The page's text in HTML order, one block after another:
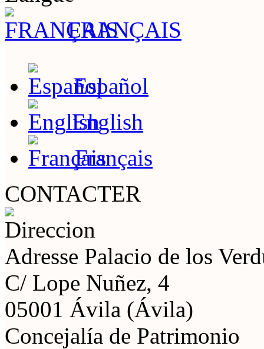
FRANÇAIS
Español
English
Français
CONTACTER
Adresse Palacio de los
C/ Lope Nuñez, 4
05001 Ávila (Ávila)
Concejalía de Patrimonio